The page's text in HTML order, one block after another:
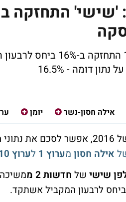
'שישי' התחזקה
אילה חסון-נשר יומן
עם סיומו של הרבעון הראשון של
אילה חסון מערוץ 1 לערוץ 10
שישי של חדשות 2 מ
לרבעון המקביל אשתקד.